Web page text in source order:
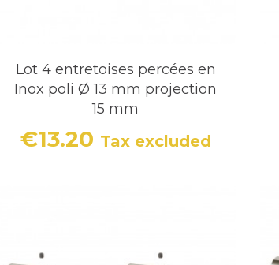
Lot 4 entretoises percées en
Inox poli Ø 13 mm projection
15 mm
Price
€13.20 Tax excluded